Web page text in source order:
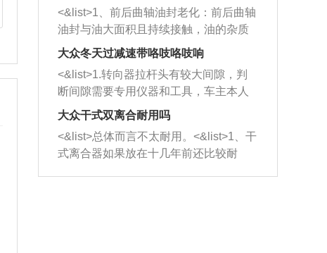
西取出来。但如果是因为积碳过多引起
的堵塞，就需要将三元催化器泡在草酸
洗剂对堵塞的情况得到解决，将清洗剂
放在燃油箱中，与燃油混合后，车辆启
动时，就可以和汽油一起进入到燃烧
室，最后形成废气排出，就可以让三元
催化器得到清洗，排气管堵塞的情况就
能够得到解决。
一圈半的练习，往右同样也要打相同的
圈数。 <&list>3、最后强调要反复练
习，这样就可以形成肌肉记忆，在真实
驾驶车辆时，不需要记忆也能打好方
向。
<&list>1、前后曲轴油封老化：前后曲轴
油封与油大面积且持续接触，油的杂质
和发动机内持续温度变化使其密封效果
逐渐减弱，导致渗油或漏油。<&list>2、
活塞间隙过大：积碳会使活塞环与缸体
的间隙扩大，导致机油流入燃烧室中，
造成烧机油。<&list>3、机油粘度。使用
机油粘度过小的话，同样会有烧机油现
象，机油粘度过小具有很好的流动性，
大众冬天过减速带咯吱咯吱响
<&list>1.转向器拉杆头有较大间隙，判
断间隙需要专用仪器和工具，车主本人
无法制作，需要将车辆送到修理厂或4s
店；<&list>2.车辆半轴套管防尘罩破
裂，破裂后会出现漏油现象，使半轴磨
损严重，磨损的半轴容易损坏，产生异
响；<&list>3.稳定器的转向胶套和球头
大众干式双离合耐用吗
<&list>总体而言不太耐用。<&list>1、干
式离合器如果放在十几年前还比较耐